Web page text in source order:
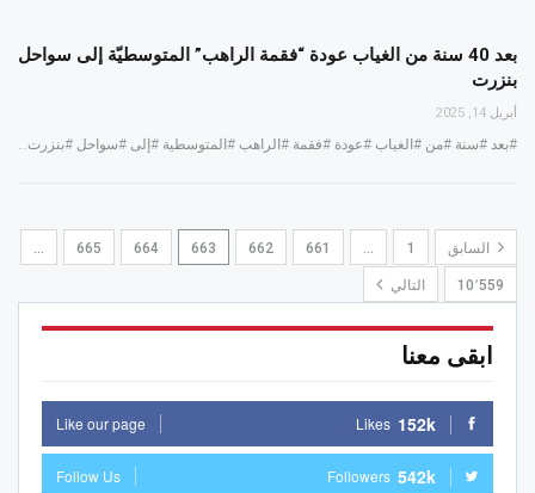
بعد 40 سنة من الغياب عودة “فقمة الراهب” المتوسطيّة إلى سواحل
بنزرت
أبريل 14, 2025
#بعد #سنة #من #الغياب #عودة #فقمة #الراهب #المتوسطية #إلى #سواحل #بنزرت…
السابق 1
…
661
662
663
664
665
…
10٬559 التالي
ابقى معنا
152k
Likes
Like our page
542k
Followers
Follow Us